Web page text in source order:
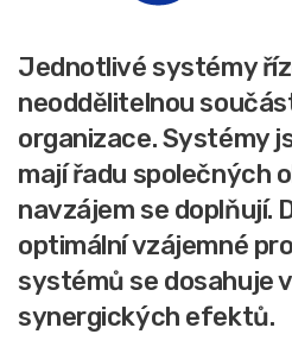
Jednotlivé systémy
neoddělitelnou
organizace. Systémy
mají řadu společných
navzájem se doplňují.
optimální vzájemné
systémů se dosahuje
synergických efektů.